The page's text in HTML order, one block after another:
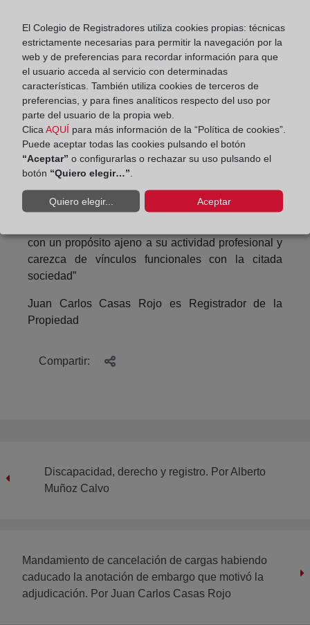
parámetros fijados en la Sentencia del Tribunal
Supremo de 3 de junio de 2016”.
Así lo establece el auto del Tribunal Superior de
Justicia de la Unión Europea de 19 de noviembre
de 2015, que transcribe ampliamente, y según el
cual “la Directiva Comunitaria 93/13 puede
aplicarse a un contrato de garantía inmobiliaria
celebrado entre una persona física y una entidad de
crédito para garantizar las obligaciones que una
sociedad mercantil ha asumido contractualmente
frente a la referida entidad en el marco de un
con un propósito ajeno a su actividad profesional y
carezca de vínculos funcionales con la citada
sociedad”
Juan Carlos Casas Rojo es Registrador de la
Propiedad
Compartir:
Discapacidad, derecho y registro. Por Alberto
Muñoz Calvo
Mandamiento de cancelación de cargas habiendo
caducado la anotación de embargo que motivó la
adjudicación. Por Juan Carlos Casas Rojo
El Colegio de Registradores utiliza cookies propias: técnicas
estrictamente necesarias para permitir la navegación por la
web y de preferencias para recordar información para que
el usuario acceda al servicio con determinadas
características. También utiliza cookies de terceros de
preferencias, y para fines analíticos respecto del uso por
parte del usuario de la propia web.
Clica AQUÍ para más información de la “Política de cookies”.
Puede aceptar todas las cookies pulsando el botón
“Aceptar” o configurarlas o rechazar su uso pulsando el
botón “Quiero elegir…”
Quiero elegir... Aceptar